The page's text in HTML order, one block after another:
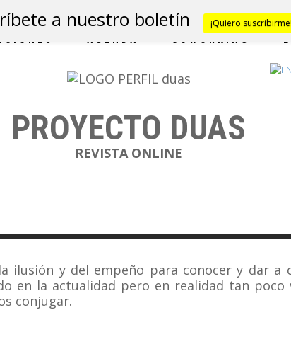
AGENDA COWORKING
PROYECTO DUAS
REVISTA ONLINE
ilusión y del empeño para conocer y dar a
en la actualidad pero en realidad tan poco
conjugar.
a nuestro boletín ¡Quiero suscribirme!